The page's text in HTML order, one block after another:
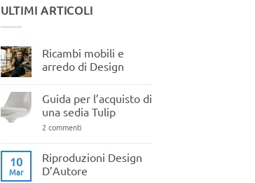
ULTIMI ARTICOLI
Ricambi mobili e
arredo di Design
su
mobili
e
Design
Guida per l’acquisto di
una sedia Tulip
2 commentisu
l’acquisto
di
una
10
Mar
Riproduzioni Design
D’Autore